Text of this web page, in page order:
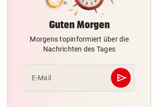
Guten Morgen
Morgens topinformiert über die
Nachrichten des Tages
E-Mail send
Abschicken